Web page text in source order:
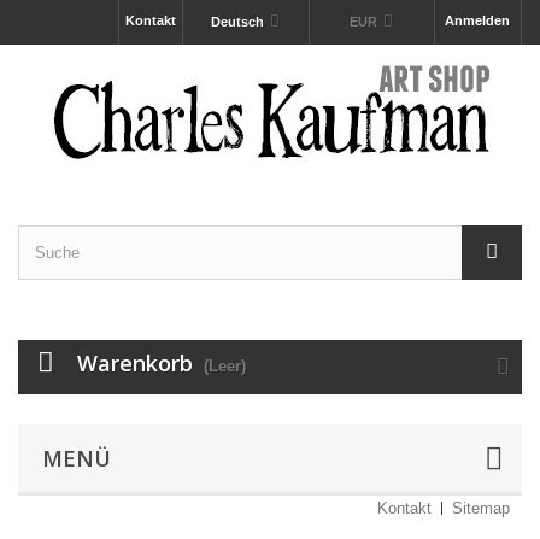
Anmelden
EUR
Deutsch
Kontakt
Warenkorb (Leer)
MENÜ
Kontakt Sitemap